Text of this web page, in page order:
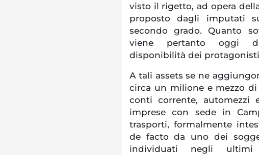
visto il rigetto, ad opera
proposto dagli imputati
secondo grado. Quanto
viene pertanto oggi
disponibilità dei
A tali assets se ne
circa un milione e mezzo
conti corrente, automezzi
imprese con sede in
trasporti, formalmente
de facto da uno dei
individuati negli